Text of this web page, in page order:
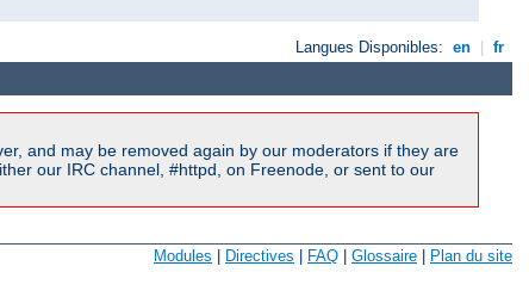
Langues Disponibles: en | fr
and may be removed again by our moderators if they are
our IRC channel, #httpd, on Freenode, or sent to our
Modules Directives FAQ Glossaire Plan du site